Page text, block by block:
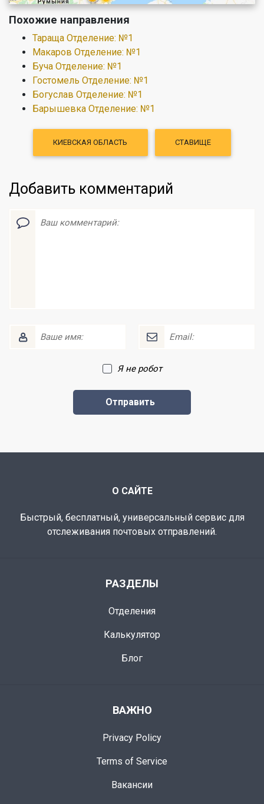
Похожие направления
Тараща Отделение: №1
Макаров Отделение: №1
Буча Отделение: №1
Гостомель Отделение: №1
Богуслав Отделение: №1
Барышевка Отделение: №1
КИЕВСКАЯ ОБЛАСТЬ СТАВИЩЕ
Добавить комментарий
Я не робот
О САЙТЕ
Быстрый, бесплатный, универсальный сервис для
отслеживания почтовых отправлений.
РАЗДЕЛЫ
Отделения
Калькулятор
Блог
ВАЖНО
Privacy Policy
Terms of Service
Вакансии